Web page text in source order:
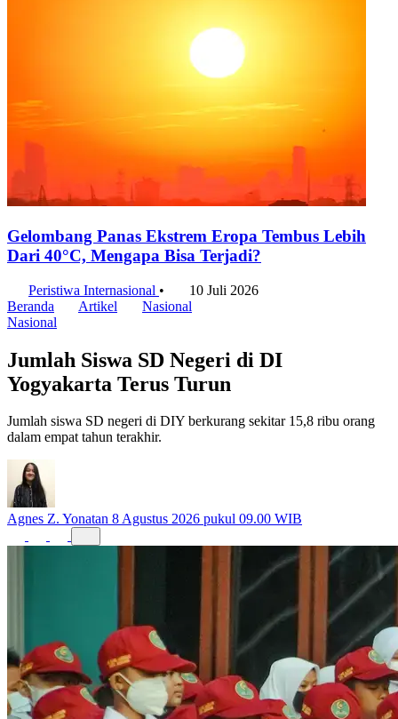
Gelombang Panas Ekstrem Eropa Tembus Lebih
Dari 40°C, Mengapa Bisa Terjadi?
Peristiwa Internasional •
10 Juli 2026
Beranda
Artikel
Nasional
Nasional
Jumlah Siswa SD Negeri di DI
Yogyakarta Terus Turun
Jumlah siswa SD negeri di DIY berkurang sekitar 15,8 ribu orang
dalam empat tahun terakhir.
Agnes Z. Yonatan 8 Agustus 2026 pukul 09.00 WIB